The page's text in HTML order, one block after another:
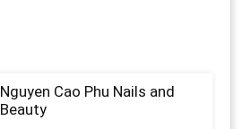
Nguyen Cao Phu Nails and
Beauty